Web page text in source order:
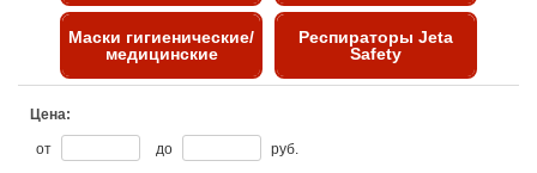
Маски гигиенические/
медицинские
Респираторы Jeta
Safety
Цена:
от до руб.